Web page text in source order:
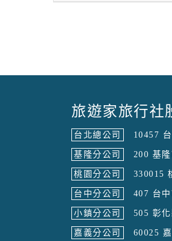
旅遊家旅行社
台北總公司 10457
基隆分公司 200 基
桃園分公司 330015
台中分公司 407 台
小鎮分公司 505 彰
嘉義分公司 60025